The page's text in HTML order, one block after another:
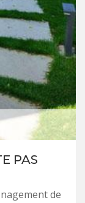
PAS
de